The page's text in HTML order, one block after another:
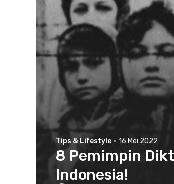
Tips & Lifestyle · 16 Mei 2022
8 Pemimpin
Indonesia!